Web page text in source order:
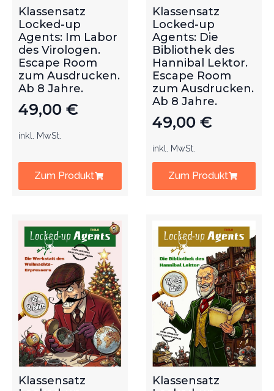
Klassensatz
Locked-up
Agents: Im Labor
des Virologen.
Escape Room
zum Ausdrucken.
Ab 8 Jahre.
49,00 €
inkl. MwSt.
Zum Produkt
Klassensatz
Locked-up
Agents: Die
Bibliothek des
Hannibal Lektor.
Escape Room
zum Ausdrucken.
Ab 8 Jahre.
49,00 €
inkl. MwSt.
Zum Produkt
Klassensatz
Klassensatz